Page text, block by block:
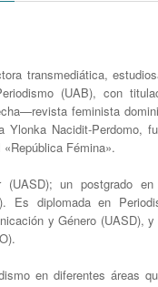
transmediática,
(UAB), con
feminista
Nacidit-Perdomo,
Fémina».
un postgrado
Es diplomada en
y Género (UASD),
en diferentes áreas